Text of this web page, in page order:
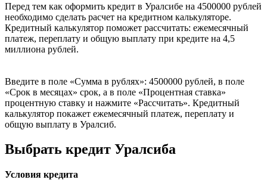
Перед тем как оформить кредит в Уралсибе на 4500000 рублей
необходимо сделать расчет на кредитном калькуляторе.
Кредитный калькулятор поможет рассчитать: ежемесячный
платеж, переплату и общую выплату при кредите на 4,5
миллиона рублей.
Введите в поле «Сумма в рублях»: 4500000 рублей, в поле
«Срок в месяцах» срок, а в поле «Процентная ставка»
процентную ставку и нажмите «Рассчитать». Кредитный
калькулятор покажет ежемесячный платеж, переплату и
общую выплату в Уралсиб.
Выбрать кредит Уралсиба
Условия кредита